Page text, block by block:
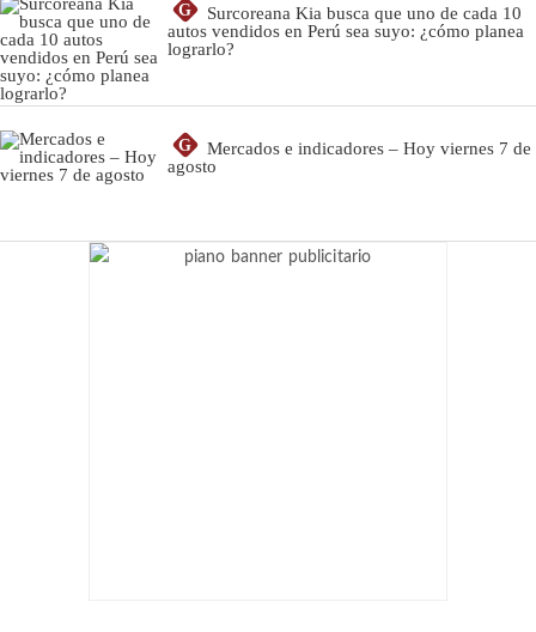
G
Surcoreana Kia busca que uno de cada 10
autos vendidos en Perú sea suyo: ¿cómo planea
lograrlo?
G
Mercados e indicadores – Hoy viernes 7 de
agosto